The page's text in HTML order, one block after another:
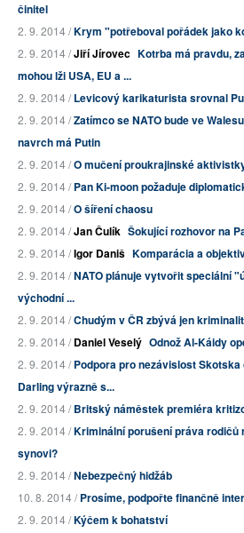
činitel
2. 9. 2014 /Krym "potřeboval pořádek jako
2. 9. 2014 /Jiří Jírovec Kotrba má pravdu,
mohou lži USA, EU a ...
2. 9. 2014 /Levicový karikaturista srovnal
2. 9. 2014 /Zatímco se NATO bude ve
navrch má Putin
2. 9. 2014 /O mučení proukrajinské
2. 9. 2014 /Pan Ki-moon požaduje
2. 9. 2014 /O šíření chaosu
2. 9. 2014 /Jan Čulík Šokující rozhovor na
2. 9. 2014 /Igor Daniš Komparácia a
2. 9. 2014 /NATO plánuje vytvořit speciální
východní ...
2. 9. 2014 /Chudým v ČR zbývá jen
2. 9. 2014 /Daniel Veselý Odnož Al-Káidy
2. 9. 2014 /Podpora pro nezávislost
Darling výrazně s...
2. 9. 2014 /Britský náměstek premiéra
2. 9. 2014 /Kriminální porušení práva rodičů
synovi?
2. 9. 2014 /Nebezpečný hidžáb
10. 8. 2014 /Prosíme, podpořte finančně
2. 9. 2014 /Kýčem k bohatství